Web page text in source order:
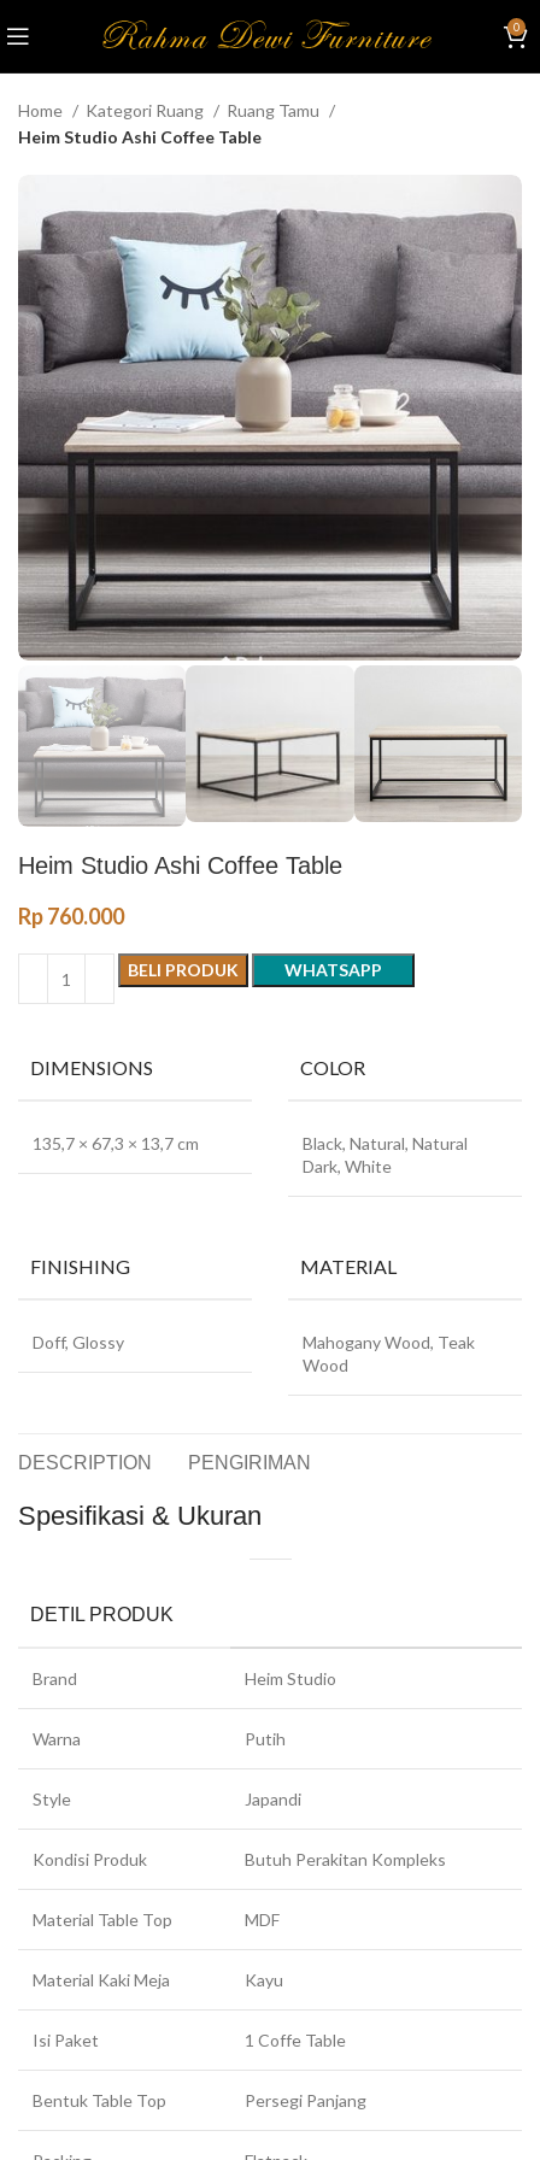
0
Home Kategori Ruang
Ruang Tamu
Heim Studio Ashi Coffee Table
Heim Studio Ashi Coffee Table
Rp760.000
BELI PRODUK WHATSAPP
DIMENSIONS
135,7 × 67,3 × 13,7 cm
COLOR
Black, Natural, Natural
Dark, White
FINISHING
Doff, Glossy
MATERIAL
Mahogany Wood, Teak
Wood
DESCRIPTION PENGIRIMAN
Spesifikasi & Ukuran
DETIL PRODUK
Brand Heim Studio
Warna Putih
Style Japandi
Kondisi Produk Butuh Perakitan Kompleks
Material Table Top MDF
Material Kaki Meja Kayu
Isi Paket 1 Coffe Table
Bentuk Table Top Persegi Panjang